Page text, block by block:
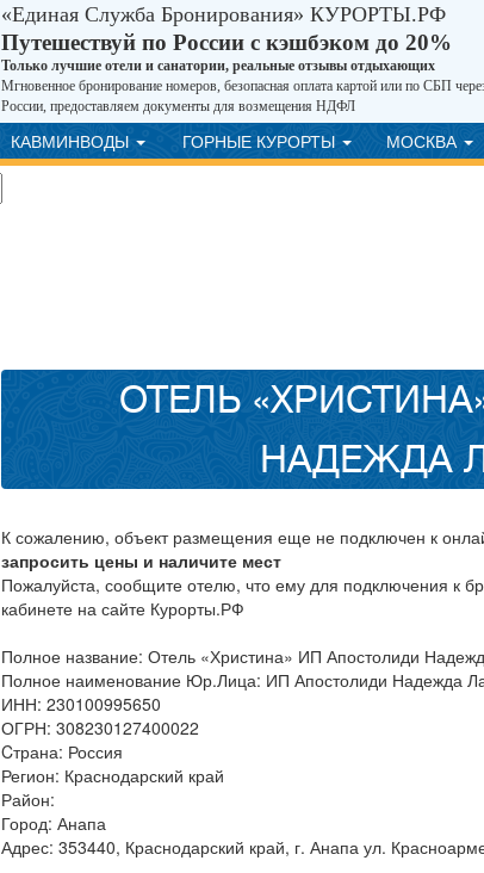
«Единая Служба Бронирования» КУРОРТЫ.РФ
Путешествуй по России с кэшбэком до 20%
Только лучшие отели и санатории, реальные отзывы отдыхающих
Мгновенное бронирование номеров, безопасная оплата картой или по СБП
России, предоставляем документы для возмещения НДФЛ
КАВМИНВОДЫ ГОРНЫЕ КУРОРТЫ МОСКВА
ОТЕЛЬ
НАДЕЖДА
К сожалению, объект размещения еще не подключен к
запросить цены и наличите мест
Пожалуйста, сообщите отелю, что ему для подключения к
кабинете на сайте Курорты.РФ
Полное название: Отель «Христина» ИП Апостолиди
Полное наименование Юр.Лица: ИП Апостолиди Надежда
ИНН: 230100995650
ОГРН: 308230127400022
Cтрана: Россия
Регион: Краснодарский край
Район:
Город: Анапа
Адрес: 353440, Краснодарский край, г. Анапа ул.